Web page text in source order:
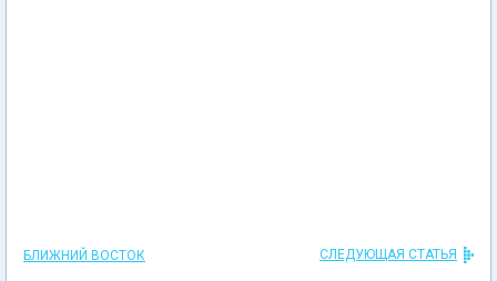
БЛИЖНИЙ ВОСТОК СЛЕДУЮЩАЯ СТАТЬЯ